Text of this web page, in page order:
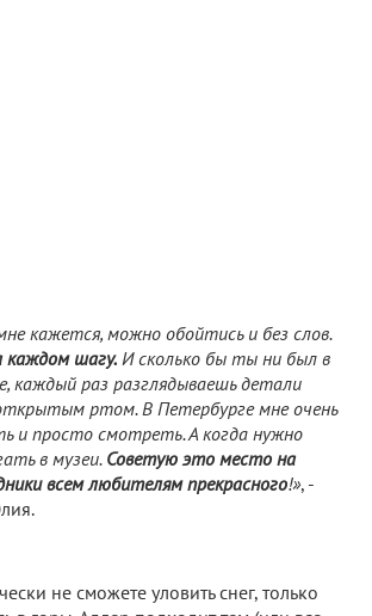
кажется, можно обойтись и без слов.
каждом шагу. И сколько бы ты ни был в
каждый раз разглядываешь детали
ртом. В Петербурге мне очень
и просто смотреть. А когда нужно
в музеи. Советую это место на
всем любителям прекрасного!», -
не сможете уловить снег, только